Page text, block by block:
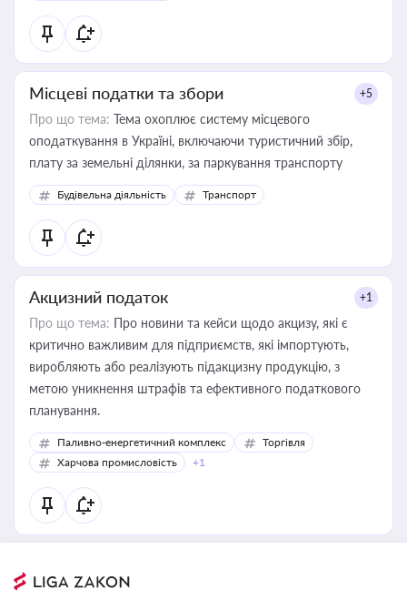
Місцеві податки та збори +5
Про що тема: Тема охоплює систему місцевого
оподаткування в Україні, включаючи туристичний збір,
плату за земельні ділянки, за паркування транспорту
Будівельна діяльність Транспорт
Акцизний податок +1
Про що тема: Про новини та кейси щодо акцизу, які є
критично важливим для підприємств, які імпортують,
виробляють або реалізують підакцизну продукцію, з
метою уникнення штрафів та ефективного податкового
планування.
Паливно-енергетичний комплекс
Торгівля
Харчова промисловість
+1